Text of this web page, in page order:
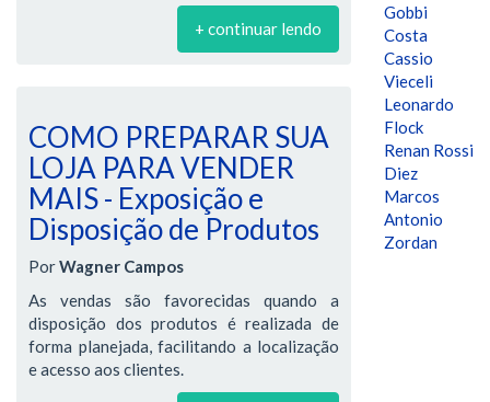
+ continuar lendo
COMO PREPARAR SUA
LOJA PARA VENDER
MAIS - Exposição e
Disposição de Produtos
PorWagner Campos
As vendas são favorecidas quando a
disposição dos produtos é realizada de
forma planejada, facilitando a localização
e acesso aos clientes.
Gobbi
Costa
Cassio
Vieceli
Leonardo
Flock
Renan Rossi
Diez
Marcos
Antonio
Zordan